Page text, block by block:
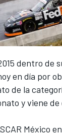
dentro de
en día por
de la
y viene
México